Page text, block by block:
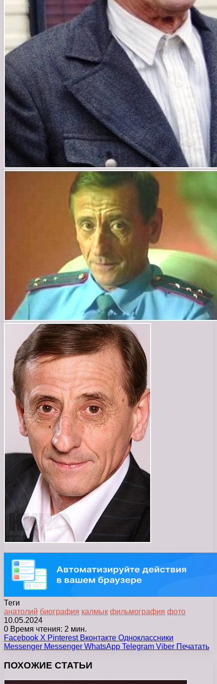
Теги
анатолий биография калмык фильмография фото
10.05.2024
0 Время чтения: 2 мин.
Facebook X Pinterest Вконтакте Одноклассники
Messenger Messenger WhatsApp Telegram Viber Печатать
ПОХОЖИЕ СТАТЬИ